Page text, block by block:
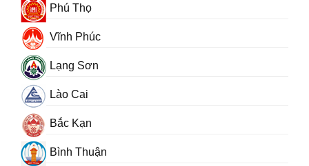
Phú Thọ
Vĩnh Phúc
Lạng Sơn
Lào Cai
Bắc Kạn
Bình Thuận